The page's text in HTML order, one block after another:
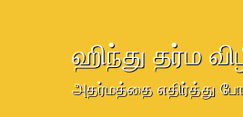
ஹிந்து தர்ம
அதர்மத்தை எதிர்த்து